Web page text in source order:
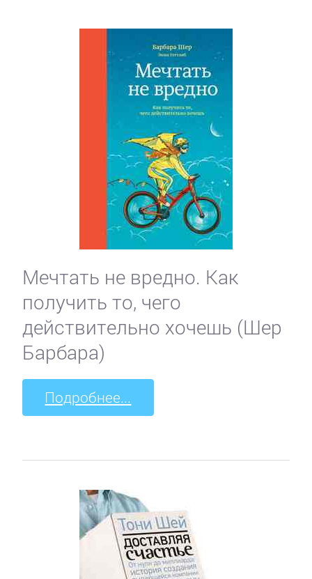
Мечтать не вредно. Как
получить то, чего
действительно хочешь (Шер
Барбара)
Подробнее...